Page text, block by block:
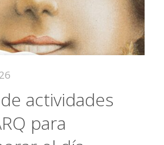
actividades
para